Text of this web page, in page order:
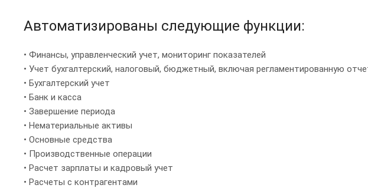
Автоматизированы следующие функции:
• Финансы, управленческий учет, мониторинг показателей
• Учет бухгалтерский, налоговый, бюджетный, включая регламентированную
• Бухгалтерский учет
• Банк и касса
• Завершение периода
• Нематериальные активы
• Основные средства
• Производственные операции
• Расчет зарплаты и кадровый учет
• Расчеты с контрагентами